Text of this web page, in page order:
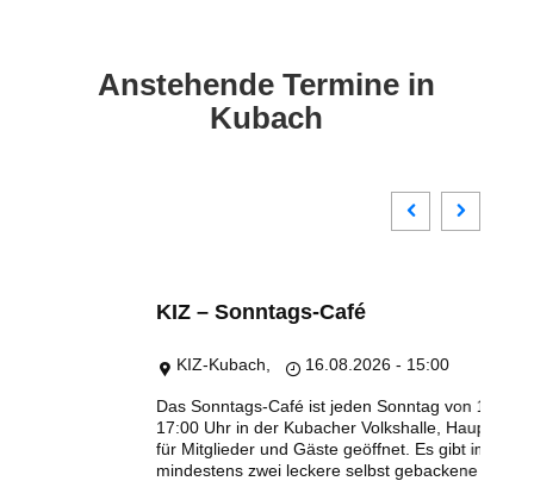
Anstehende Termine in
Kubach
KIZ – Sonntags-Café
KIZ-Kubach, 16.08.2026 - 15:00
Das Sonntags-Café ist jeden Sonntag von 15:00 bis
17:00 Uhr in der Kubacher Volkshalle, Hauptstraße 60,
für Mitglieder und Gäste geöffnet. Es gibt immer
mindestens zwei leckere selbst gebackene Kuchen...